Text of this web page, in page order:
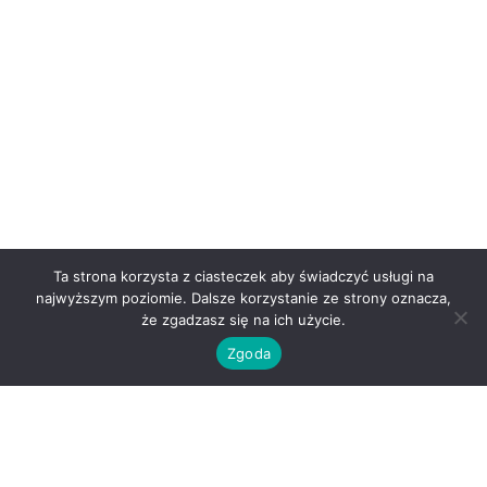
O nas
Ta strona korzysta z ciasteczek aby świadczyć usługi na
najwyższym poziomie. Dalsze korzystanie ze strony oznacza,
że zgadzasz się na ich użycie.
Zgoda